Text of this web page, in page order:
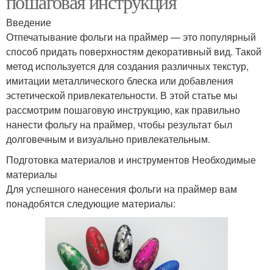
Введение
Отпечатывание фольги на праймер — это популярный
способ придать поверхностям декоративный вид. Такой
метод используется для создания различных текстур,
имитации металлического блеска или добавления
эстетической привлекательности. В этой статье мы
рассмотрим пошаговую инструкцию, как правильно
нанести фольгу на праймер, чтобы результат был
долговечным и визуально привлекательным.
Подготовка материалов и инструментов Необходимые
материалы
Для успешного нанесения фольги на праймер вам
понадобятся следующие материалы: